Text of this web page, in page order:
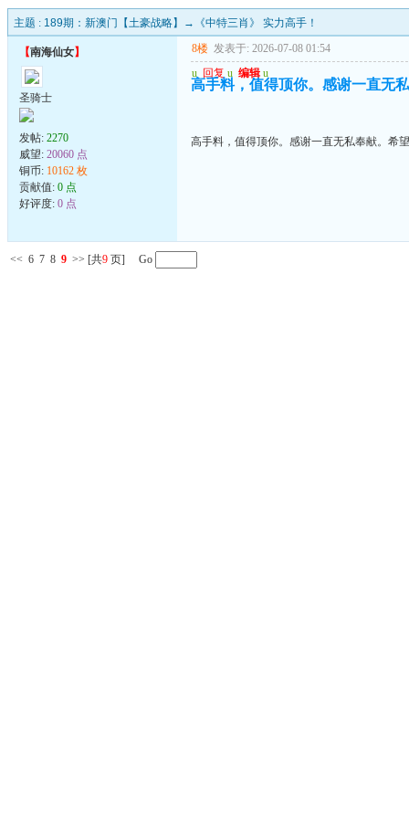
主题 : 189期：新澳门【土豪战略】→《中特三肖》 实力高手！
【南海仙女】
圣骑士
发帖: 2270
威望: 20060 点
铜币: 10162 枚
贡献值: 0 点
好评度: 0 点
8楼 发表于: 2026-07-08 01:54
u 回复 u 编辑 u
高手料，值得顶你。感谢一直无
高手料，值得顶你。感谢一直无私奉献。希
<< 6 7 8 9 >> [共9 页] Go